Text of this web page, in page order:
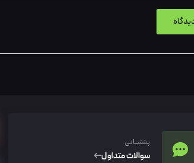
پشتیبانی
سوالات متداول